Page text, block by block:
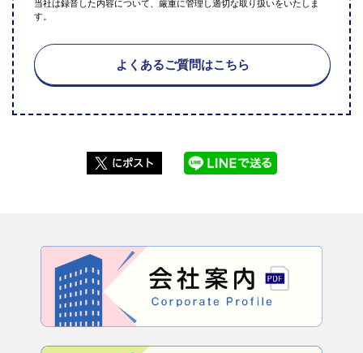
当社は録音した内容について、厳重に管理し適切な取り扱いをいたしま
す。
よくあるご質問はこちら